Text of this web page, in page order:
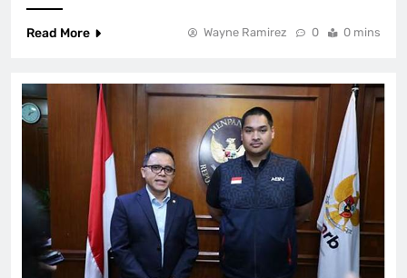
Read More Wayne Ramirez 0 0 mins